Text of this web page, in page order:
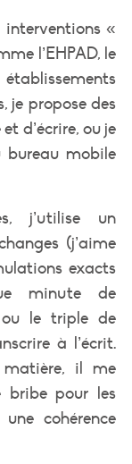
interventions «
l’EHPAD, le
je propose des
d’écrire, ou je
mobile
j’utilise un
(j’aime
exacts
minute de
le triple de
à l’écrit.
matière, il me
bribe pour les
cohérence